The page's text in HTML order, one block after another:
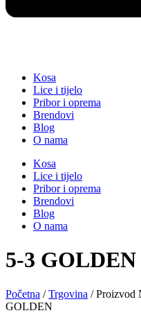
Kosa
Lice i tijelo
Pribor i oprema
Brendovi
Blog
O nama
Kosa
Lice i tijelo
Pribor i oprema
Brendovi
Blog
O nama
5-3 GOLDEN
Početna /Trgovina / Proizvod
GOLDEN